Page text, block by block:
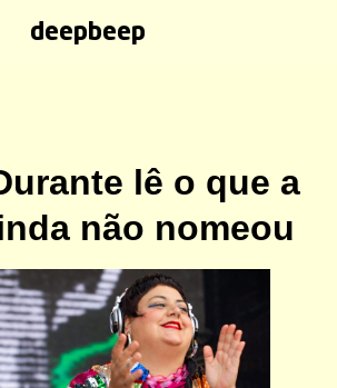
deepbeep
lê o que a
não nomeou